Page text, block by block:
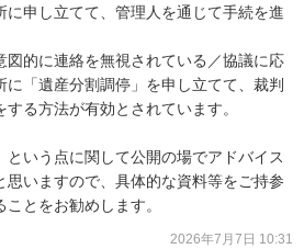
に申し立てて、管理人を通じて手続を進
図的に連絡を無視されている／協議に応
に「遺産分割調停」を申し立てて、裁判
る方法が有効とされています。
という点に関して公開の場でアドバイス
思いますので、具体的な資料等をご持参
とをお勧めします。
2026年7月7日 10:31